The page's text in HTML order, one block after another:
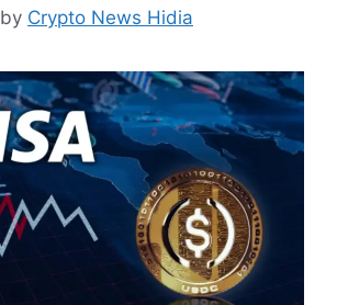
by Crypto News Hidia